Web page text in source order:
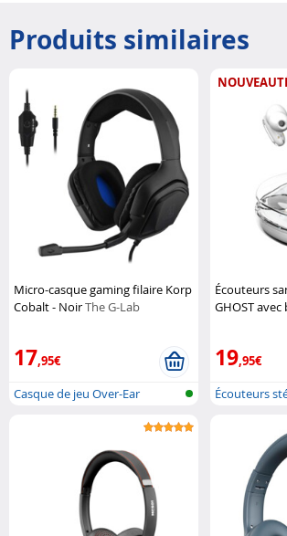
Produits similaires
Micro-casque gaming filaire Korp
Cobalt - NoirThe G-Lab
17,95€
Casque de jeu Over-Ear
Écouteurs
GHOST
19,95€
Écouteurs